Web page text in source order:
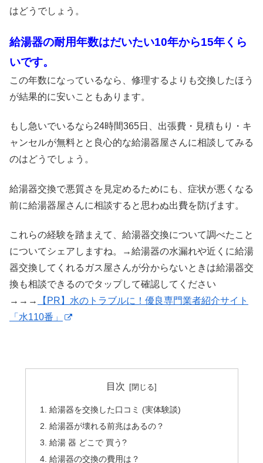
はどうでしょう。
給湯器の耐用年数はだいたい10年から15年くら
いです。
この年数になっているなら、修理するよりも交換したほう
が結果的に安いこともあります。
もし急いでいるなら24時間365日、出張費・見積もり・キ
ャンセルが無料とと良心的な給湯器屋さんに相談してみる
のはどうでしょう。
給湯器交換で悪質さを見定めるためにも、症状が悪くなる
前に給湯器屋さんに相談すると思わぬ出費を防げます。
これらの経験を踏まえて、給湯器交換について調べたこと
についてシェアしますね。→給湯器の水漏れや近くに給湯
器交換してくれるガス屋さんが分からないときは給湯器交
換も相談できるのでタップして確認してください
→→→
【PR】水のトラブルに！優良専門業者紹介サイト
「水110番」
目次
給湯器を交換した口コミ (実体験談)
給湯器が壊れる前兆はあるの？
給湯 器 どこで 買う?
給湯器の交換の費用は？